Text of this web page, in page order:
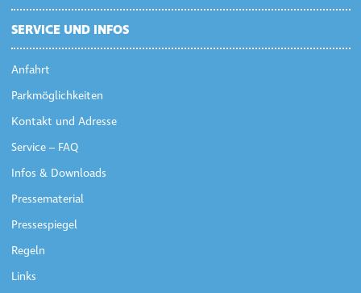
SERVICE UND INFOS
Anfahrt
Parkmöglichkeiten
Kontakt und Adresse
Service – FAQ
Infos & Downloads
Pressematerial
Pressespiegel
Regeln
Links